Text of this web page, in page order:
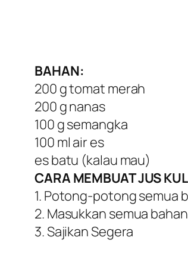
BAHAN:
200 g tomat merah
200 g nanas
100 g semangka
100 ml air es
es batu (kalau mau)
CARA MEMBUAT JUS
1. Potong-potong semua
2. Masukkan semua
3. Sajikan Segera